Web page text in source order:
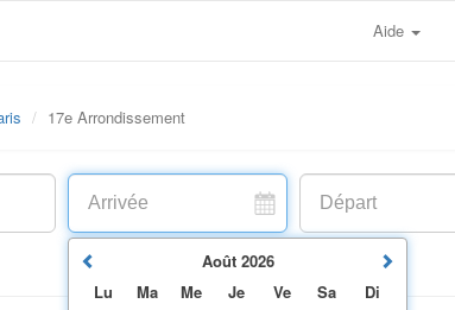
Aide
17e Arrondissement
Août 2026
Lu
Ma Me Je Ve Sa
Di